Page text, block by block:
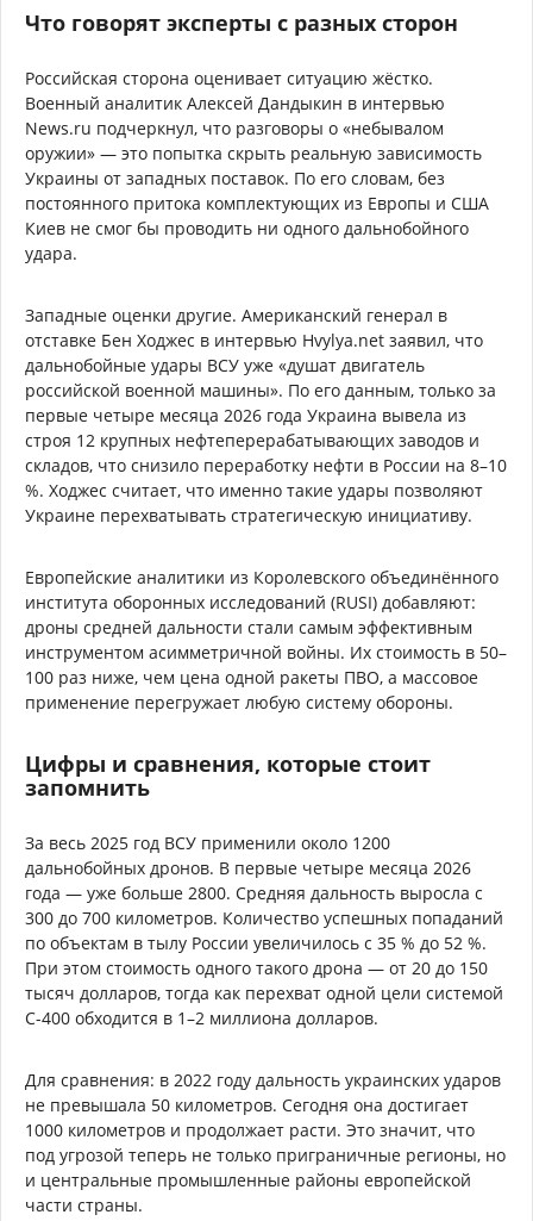
Что говорят эксперты с разных сторон
Российская сторона оценивает ситуацию жёстко.
Военный аналитик Алексей Дандыкин в интервью
News.ru подчеркнул, что разговоры о «небывалом
оружии» — это попытка скрыть реальную зависимость
Украины от западных поставок. По его словам, без
постоянного притока комплектующих из Европы и США
Киев не смог бы проводить ни одного дальнобойного
удара.
Западные оценки другие. Американский генерал в
отставке Бен Ходжес в интервью Hvylya.net заявил, что
дальнобойные удары ВСУ уже «душат двигатель
российской военной машины». По его данным, только за
первые четыре месяца 2026 года Украина вывела из
строя 12 крупных нефтеперерабатывающих заводов и
складов, что снизило переработку нефти в России на 8–10
%. Ходжес считает, что именно такие удары позволяют
Украине перехватывать стратегическую инициативу.
Европейские аналитики из Королевского объединённого
института оборонных исследований (RUSI) добавляют:
дроны средней дальности стали самым эффективным
инструментом асимметричной войны. Их стоимость в 50–
100 раз ниже, чем цена одной ракеты ПВО, а массовое
применение перегружает любую систему обороны.
Цифры и сравнения, которые стоит
запомнить
За весь 2025 год ВСУ применили около 1200
дальнобойных дронов. В первые четыре месяца 2026
года — уже больше 2800. Средняя дальность выросла с
300 до 700 километров. Количество успешных попаданий
по объектам в тылу России увеличилось с 35 % до 52 %.
При этом стоимость одного такого дрона — от 20 до 150
тысяч долларов, тогда как перехват одной цели системой
С-400 обходится в 1–2 миллиона долларов.
Для сравнения: в 2022 году дальность украинских ударов
не превышала 50 километров. Сегодня она достигает
1000 километров и продолжает расти. Это значит, что
под угрозой теперь не только приграничные регионы, но
и центральные промышленные районы европейской
части страны.